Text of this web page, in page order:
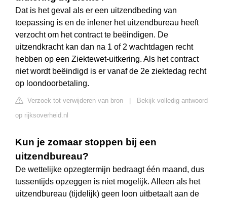
Dat is het geval als er een uitzendbeding van
toepassing is en de inlener het uitzendbureau heeft
verzocht om het contract te beëindigen. De
uitzendkracht kan dan na 1 of 2 wachtdagen recht
hebben op een Ziektewet-uitkering. Als het contract
niet wordt beëindigd is er vanaf de 2e ziektedag recht
op loondoorbetaling.
Verzoek tot verwijderen van bron
Bekijk volledig antwoord
op rijksoverheid.nl
Kun je zomaar stoppen bij een
uitzendbureau?
De wettelijke opzegtermijn bedraagt één maand, dus
tussentijds opzeggen is niet mogelijk. Alleen als het
uitzendbureau (tijdelijk) geen loon uitbetaalt aan de